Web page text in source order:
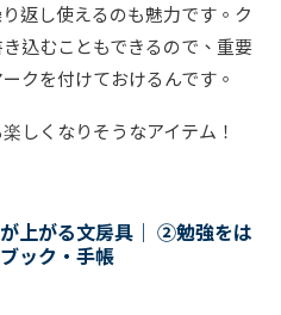
返し使えるのも魅力です。ク
込むこともできるので、重要
クを付けておけるんです。
しくなりそうなアイテム！
上がる文房具｜ ②勉強をは
ック ・手帳